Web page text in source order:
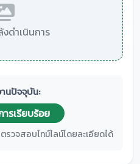
ดำเนินการ
นปัจจุบัน:
ารเรียบร้อย
รวจสอบไทม์ไลน์โดยละเอียดได้